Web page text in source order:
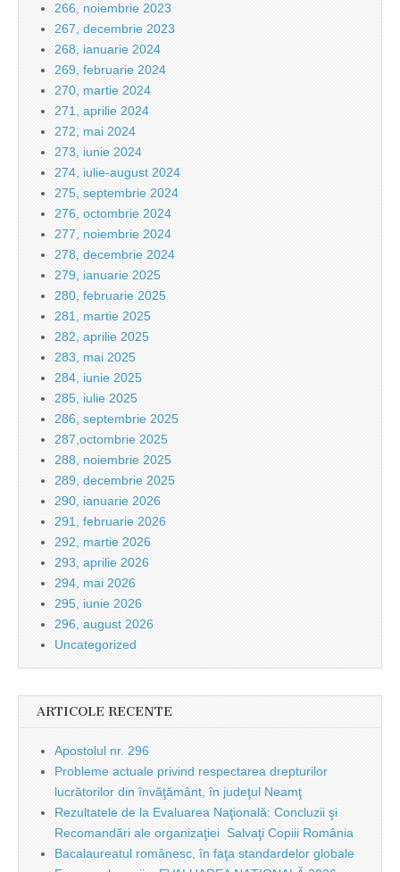
266, noiembrie 2023
267, decembrie 2023
268, ianuarie 2024
269, februarie 2024
270, martie 2024
271, aprilie 2024
272, mai 2024
273, iunie 2024
274, iulie-august 2024
275, septembrie 2024
276, octombrie 2024
277, noiembrie 2024
278, decembrie 2024
279, ianuarie 2025
280, februarie 2025
281, martie 2025
282, aprilie 2025
283, mai 2025
284, iunie 2025
285, iulie 2025
286, septembrie 2025
287,octombrie 2025
288, noiembrie 2025
289, decembrie 2025
290, ianuarie 2026
291, februarie 2026
292, martie 2026
293, aprilie 2026
294, mai 2026
295, iunie 2026
296, august 2026
Uncategorized
ARTICOLE RECENTE
Apostolul nr. 296
Probleme actuale privind respectarea drepturilor
lucrătorilor din învăţământ, în judeţul Neamţ
Rezultatele de la Evaluarea Naţională: Concluzii şi
Recomandări ale organizaţiei Salvaţi Copiii România
Bacalaureatul românesc, în faţa standardelor globale